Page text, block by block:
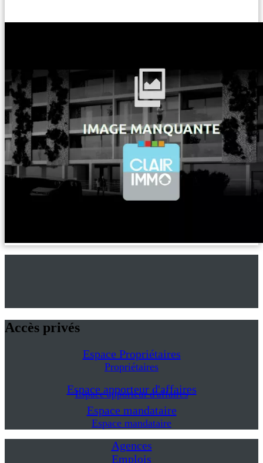
Accès privés
Espace Propriétaires
Propriétaires
Espace apporteur d'affaires
Espace apporteur d'affaires
Espace mandataire
Espace mandataire
Agences
Emplois